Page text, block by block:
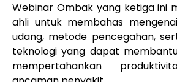
Webinar Ombak yang ketiga ini
ahli untuk membahas
udang, metode pencegahan,
teknologi yang dapat
mempertahankan